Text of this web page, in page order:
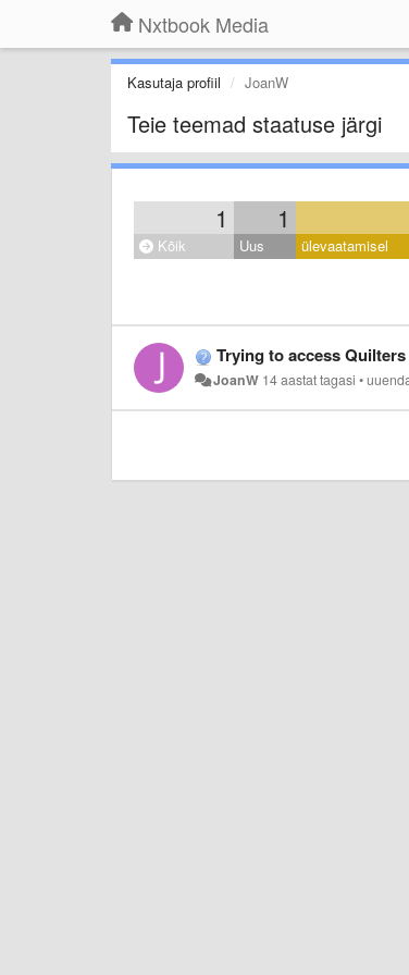
Nxtbook Media
Kasutaja profiil JoanW
Teie teemad staatuse järgi
1 1
Kõik Uus ülevaatamisel
Trying to access Quilters
JoanW 14 aastat tagasi •